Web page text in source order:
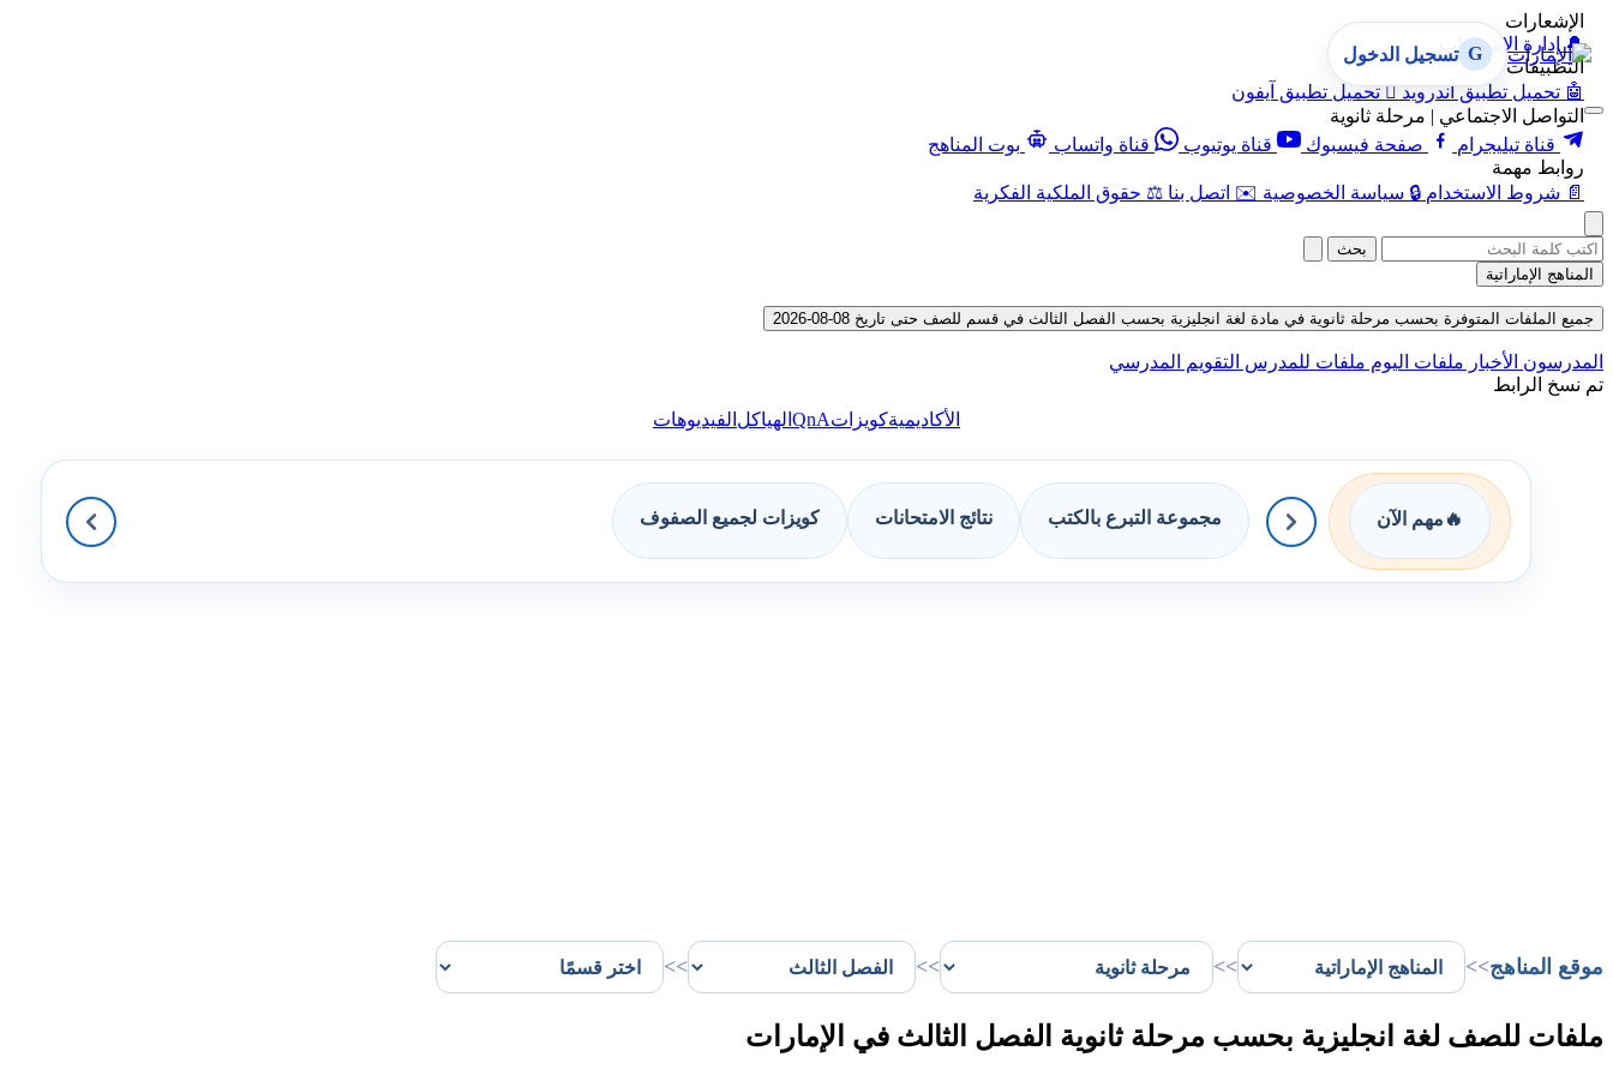
الإشعارات
🔔 إدارة الإشعارات
التطبيقات
🤖 تحميل تطبيق أندرويد  تحميل تطبيق آيفون
التواصل الاجتماعي | مرحلة ثانوية
قناة تيليجرام
صفحة فيسبوك قناة يوتيوب قناة واتساب
بوت المناهج
روابط مهمة
📄 شروط الاستخدام 🔒 سياسة الخصوصية ✉️ اتصل بنا ⚖️ حقوق الملكية الفكرية
G تسجيل الدخول
بحث
المناهج الإماراتية
جميع الملفات المتوفرة بحسب مرحلة ثانوية في مادة لغة انجليزية بحسب الفصل الثالث في قسم للصف حتى تاريخ 08-08-2026
المدرسون الأخبار ملفات اليوم ملفات للمدرس التقويم المدرسي
تم نسخ الرابط
الأكاديميةكويزاتQnA الهياكل الفيديوهات
🔥 مهم الآن مجموعة التبرع بالكتب نتائج الامتحانات كويزات لجميع الصفوف
موقع المناهج>>
>>
>>
>>
ملفات للصف لغة انجليزية بحسب مرحلة ثانوية الفصل الثالث في الإمارات